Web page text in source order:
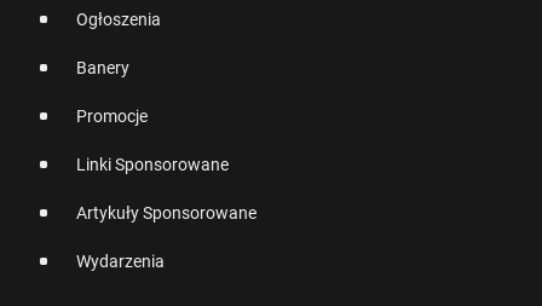
Ogłoszenia
Banery
Promocje
Linki Sponsorowane
Artykuły Sponsorowane
Wydarzenia